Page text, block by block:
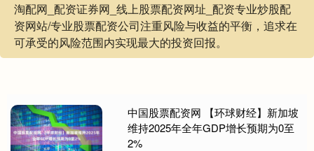
淘配网_配资证券网_线上股票配资网址_配资专业炒股配
资网站/专业股票配资公司注重风险与收益的平衡，追求在
可承受的风险范围内实现最大的投资回报。
中国股票配资网 【环球财经】新加坡
维持2025年全年GDP增长预期为0至
2%